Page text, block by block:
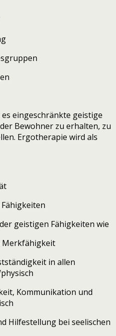
eingeschränkte geistige
Bewohner zu erhalten, zu
Ergotherapie wird als
geistigen Fähigkeiten wie
Merkfähigkeit
in allen
Kommunikation und
Hilfestellung bei seelischen